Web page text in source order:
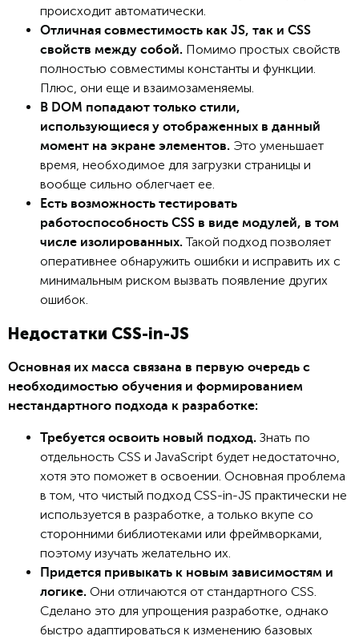
происходит автоматически.
Отличная совместимость как JS, так и CSS
свойств между собой. Помимо простых свойств
полностью совместимы константы и функции.
Плюс, они еще и взаимозаменяемы.
В DOM попадают только стили,
использующиеся у отображенных в данный
момент на экране элементов. Это уменьшает
время, необходимое для загрузки страницы и
вообще сильно облегчает ее.
Есть возможность тестировать
работоспособность CSS в виде модулей, в том
числе изолированных.Такой подход позволяет
оперативнее обнаружить ошибки и исправить их с
минимальным риском вызвать появление других
ошибок.
Недостатки CSS-in-JS
Основная их масса связана в первую очередь с
необходимостью обучения и формированием
нестандартного подхода к разработке:
Требуется освоить новый подход. Знать по
отдельность CSS и JavaScript будет недостаточно,
хотя это поможет в освоении. Основная проблема
в том, что чистый подход CSS-in-JS практически не
используется в разработке, а только вкупе со
сторонними библиотеками или фреймворками,
поэтому изучать желательно их.
Придется привыкать к новым зависимостям и
логике. Они отличаются от стандартного CSS.
Сделано это для упрощения разработке, однако
быстро адаптироваться к изменению базовых